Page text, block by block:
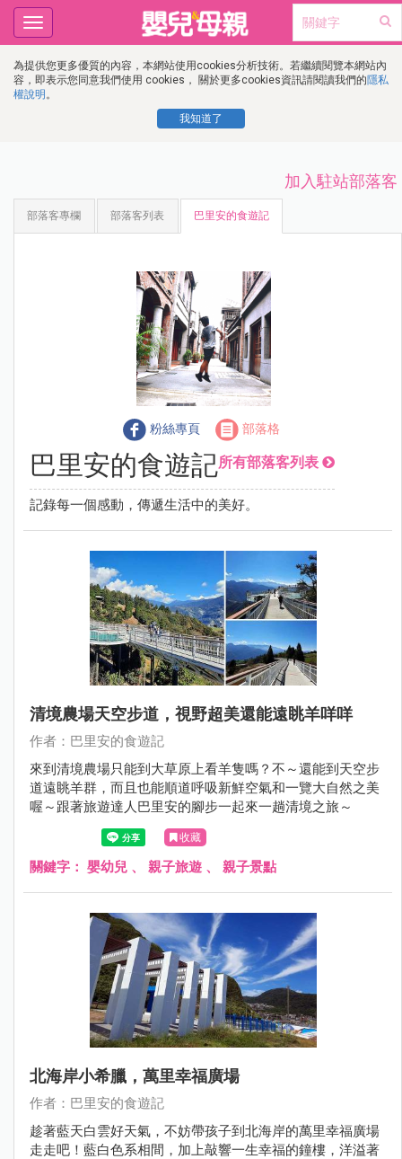
為提供您更多優質的內容，本網站使用cookies分析技術。若繼續閱覽本網站內
容，即表示您同意我們使用 cookies， 關於更多cookies資訊請閱讀我們的隱私
權說明 。
我知道了
Toggle
navigation
加入駐站部落客
部落客專欄 部落客列表 巴里安的食遊記
粉絲專頁 部落格
巴里安的食遊記所有部落客列表
記錄每一個感動，傳遞生活中的美好。
清境農場天空步道，視野超美還能遠眺羊咩咩
作者：巴里安的食遊記
來到清境農場只能到大草原上看羊隻嗎？不～還能到天空步
道遠眺羊群，而且也能順道呼吸新鮮空氣和一覽大自然之美
喔～跟著旅遊達人巴里安的腳步一起來一趟清境之旅～
收藏
關鍵字： 嬰幼兒 、 親子旅遊 、 親子景點
北海岸小希臘，萬里幸福廣場
作者：巴里安的食遊記
趁著藍天白雲好天氣，不妨帶孩子到北海岸的萬里幸福廣場
走走吧！藍白色系相間，加上敲響一生幸福的鐘樓，洋溢著